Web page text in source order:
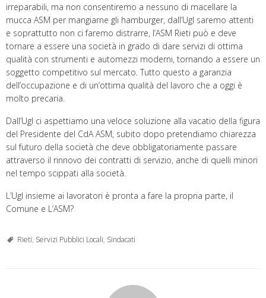
irreparabili, ma non consentiremo a nessuno di macellare la
mucca ASM per mangiarne gli hamburger, dall’Ugl saremo attenti
e soprattutto non ci faremo distrarre, l’ASM Rieti può e deve
tornare a essere una società in grado di dare servizi di ottima
qualità con strumenti e automezzi moderni, tornando a essere un
soggetto competitivo sul mercato. Tutto questo a garanzia
dell’occupazione e di un’ottima qualità del lavoro che a oggi è
molto precaria.
Dall’Ugl ci aspettiamo una veloce soluzione alla vacatio della figura
del Presidente del CdA ASM, subito dopo pretendiamo chiarezza
sul futuro della società che deve obbligatoriamente passare
attraverso il rinnovo dei contratti di servizio, anche di quelli minori
nel tempo scippati alla società.
L’Ugl insieme ai lavoratori è pronta a fare la propria parte, il
Comune e L’ASM?
Rieti, Servizi Pubblici Locali, Sindacati